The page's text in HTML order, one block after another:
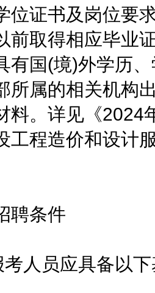
位证书及岗位要
前取得相应毕业
有国(境)外学历
所属的相关机构
料。详见《2024
工程造价和设计
条件
员应具备以下